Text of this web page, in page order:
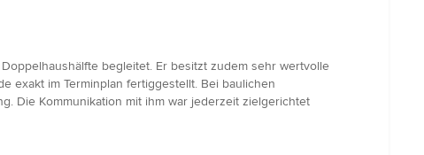
begleitet. Er besitzt zudem sehr wertvolle
exakt im Terminplan fertiggestellt. Bei baulichen
Die Kommunikation mit ihm war jederzeit zielgerichtet